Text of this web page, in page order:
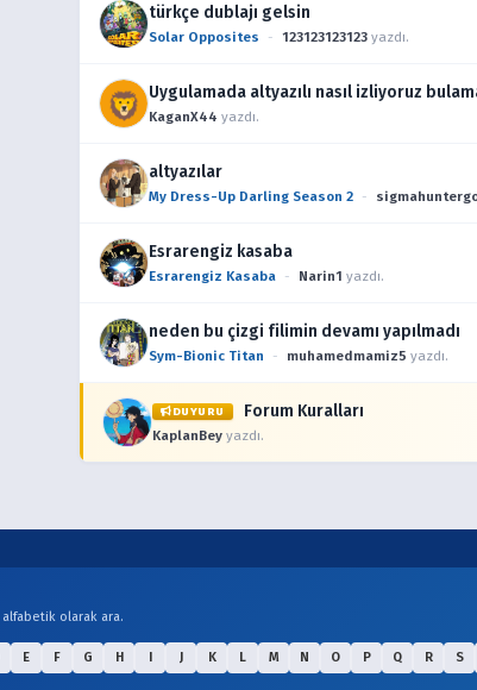
türkçe dublajı gelsin
Solar Opposites - 123123123123 yazdı.
Uygulamada altyazılı nasıl izliyoruz
KaganX44 yazdı.
altyazılar
My Dress-Up Darling Season 2 -
Esrarengiz kasaba
Esrarengiz Kasaba - Narin1 yazdı.
neden bu çizgi filimin devamı yapılmadı
Sym-Bionic Titan - muhamedmamiz5 yazdı.
DUYURU Forum Kuralları
KaplanBey yazdı.
olarak ara.
E F G H I J K L M N O P Q R S